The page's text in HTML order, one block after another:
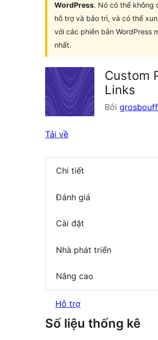
WordPress. Nó có thể không
hỗ trợ và bảo trì, và có thể
với các phiên bản WordPress
nhất.
Custom
Links
Bởi grosbouff
Tải về
Chi tiết
Đánh giá
Cài đặt
Nhà phát triển
Nâng cao
Hỗ trợ
Số liệu thống kê